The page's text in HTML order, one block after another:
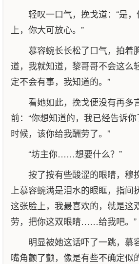
轻叹一口气，挽戈道：“是
上，你大可放心。”
慕容蜿长长松了口气，拍着
道，我就知道，黎哥哥不会这么
定不会有事，我知道的。”
看她如此，挽戈便没有再多
前：“你想知道的，我已经告诉
时候，该你给我酬劳了。”
“坊主你……想要什么？”
按了按有些酸涩的眼睛，穆
上慕容蜿满是泪水的眼眶，指间
这张脸上，我最喜欢的，就是这
劳，把你这双眼睛……给我吧。”
明显被她这话吓了一跳，慕
嘴角颤了颤，像是有些不确定似